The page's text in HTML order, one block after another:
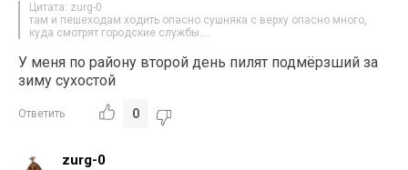
Цитата: zurg-0
там и пешеходам ходить опасно сушняка с верху опасно много,
куда смотрят городские службы….
У меня по району второй день пилят подмёрзший за
зиму сухостой
Ответить 0
zurg-0